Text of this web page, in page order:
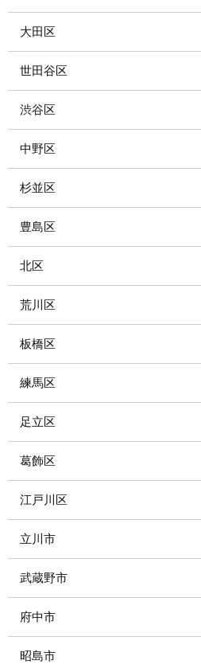
大田区
世田谷区
渋谷区
中野区
杉並区
豊島区
北区
荒川区
板橋区
練馬区
足立区
葛飾区
江戸川区
立川市
武蔵野市
府中市
昭島市